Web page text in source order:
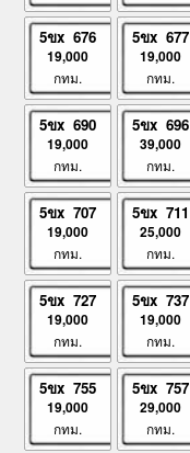
5ขx 676
19,000
กทม.
5ขx 677
19,000
กทม.
5ขx 690
19,000
กทม.
5ขx 696
39,000
กทม.
5ขx 707
19,000
กทม.
5ขx 711
25,000
กทม.
5ขx 727
19,000
กทม.
5ขx 737
19,000
กทม.
5ขx 755
19,000
กทม.
5ขx 757
29,000
กทม.